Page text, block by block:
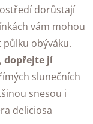
dorůstají
vám mohou
obýváku.
dopřejte jí
slunečních
snesou i
deliciosa